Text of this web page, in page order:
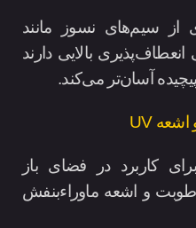
از سیم‌های نسوز مانند
بالایی دارند
آسان‌تر می‌کند.
کاربرد در فضای باز
و اشعه ماوراءبنفش